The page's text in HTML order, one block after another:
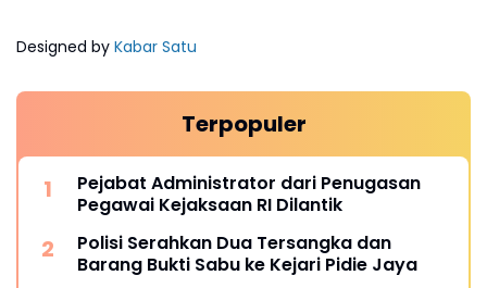
Designed by Kabar Satu
Terpopuler
Pejabat Administrator dari Penugasan
Pegawai Kejaksaan RI Dilantik
Polisi Serahkan Dua Tersangka dan
Barang Bukti Sabu ke Kejari Pidie Jaya